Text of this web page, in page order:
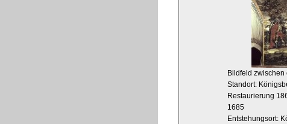
Bildfeld zwischen
Standort:
Restaurierung
1685
Entstehungsort: